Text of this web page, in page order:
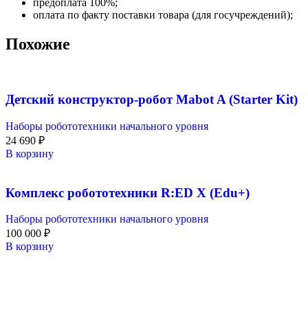
оплата по факту поставки товара (для госучреждений);
Похожие
Детский конструктор-робот Mabot A (Starter Kit)
Наборы робототехники начального уровня
24 690 ₽
В корзину
Комплекс робототехники R:ED X (Edu+)
Наборы робототехники начального уровня
100 000 ₽
В корзину